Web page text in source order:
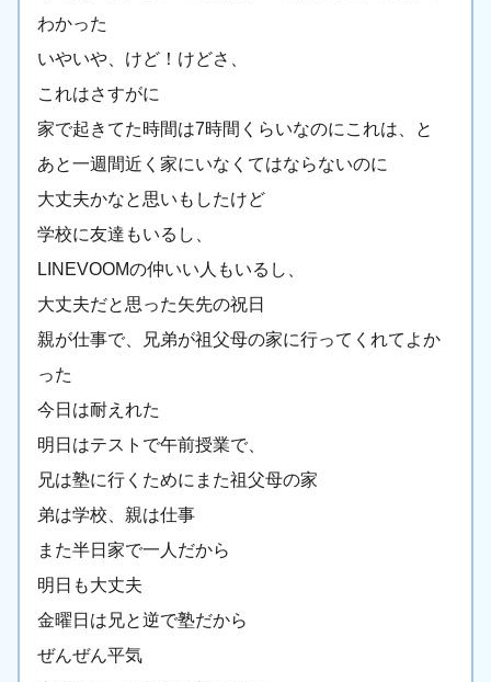
わかった
いやいや、けど！けどさ、
これはさすがに
家で起きてた時間は7時間くらいなのにこれは、と
あと一週間近く家にいなくてはならないのに
大丈夫かなと思いもしたけど
学校に友達もいるし、
LINEVOOMの仲いい人もいるし、
大丈夫だと思った矢先の祝日
親が仕事で、兄弟が祖父母の家に行ってくれてよか
った
今日は耐えれた
明日はテストで午前授業で、
兄は塾に行くためにまた祖父母の家
弟は学校、親は仕事
また半日家で一人だから
明日も大丈夫
金曜日は兄と逆で塾だから
ぜんぜん平気